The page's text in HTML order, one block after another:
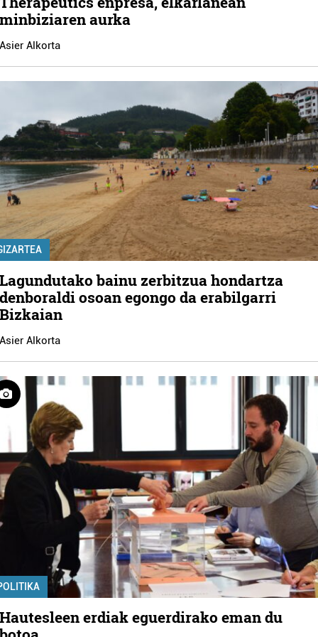
aurka
Alkorta
bainu zerbitzua hondartza
osoan egongo da erabilgarri
Alkorta
erdiak eguerdirako eman du